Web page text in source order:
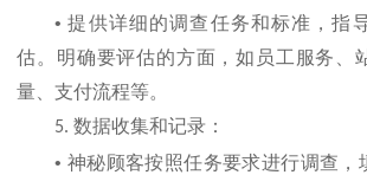
•提供详细的调查任务和标准，指
估。明确要评估的方面，如员工服务、
量、支付流程等。
5.数据收集和记录：
• 神秘顾客按照任务要求进行调查，